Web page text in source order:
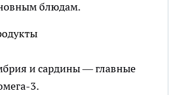
блюдам.
и сардины — главные
3.